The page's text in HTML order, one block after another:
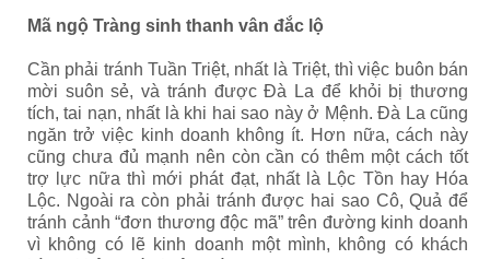
Mã ngộ Tràng sinh thanh vân đắc lộ
Cần phải tránh Tuần Triệt, nhất là Triệt, thì việc buôn bán
mời suôn sẻ, và tránh được Đà La để khỏi bị thương
tích, tai nạn, nhất là khi hai sao này ở Mệnh. Đà La cũng
ngăn trở việc kinh doanh không ít. Hơn nữa, cách này
cũng chưa đủ mạnh nên còn cần có thêm một cách tốt
trợ lực nữa thì mới phát đạt, nhất là Lộc Tồn hay Hóa
Lộc. Ngoài ra còn phải tránh được hai sao Cô, Quả để
tránh cảnh “đơn thương độc mã” trên đường kinh doanh
vì không có lẽ kinh doanh một mình, không có khách